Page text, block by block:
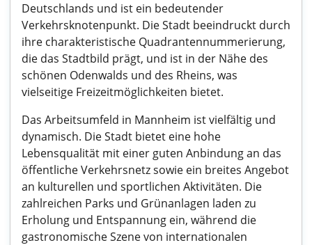
Deutschlands und ist ein bedeutender
Verkehrsknotenpunkt. Die Stadt beeindruckt durch
ihre charakteristische Quadrantennummerierung,
die das Stadtbild prägt, und ist in der Nähe des
schönen Odenwalds und des Rheins, was
vielseitige Freizeitmöglichkeiten bietet.
Das Arbeitsumfeld in Mannheim ist vielfältig und
dynamisch. Die Stadt bietet eine hohe
Lebensqualität mit einer guten Anbindung an das
öffentliche Verkehrsnetz sowie ein breites Angebot
an kulturellen und sportlichen Aktivitäten. Die
zahlreichen Parks und Grünanlagen laden zu
Erholung und Entspannung ein, während die
gastronomische Szene von internationalen